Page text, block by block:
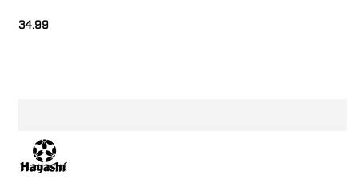
34.99